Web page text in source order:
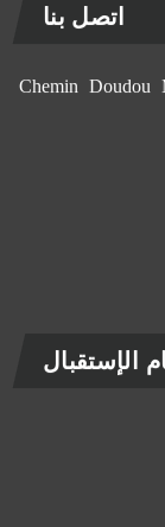
اتصل بنا
11, Chemin
الإستقبال